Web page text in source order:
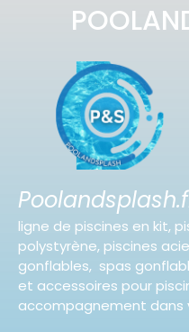
ligne de piscines en kit,
polystyrène, piscines
gonflables, spas
et accessoires pour
accompagnement dans